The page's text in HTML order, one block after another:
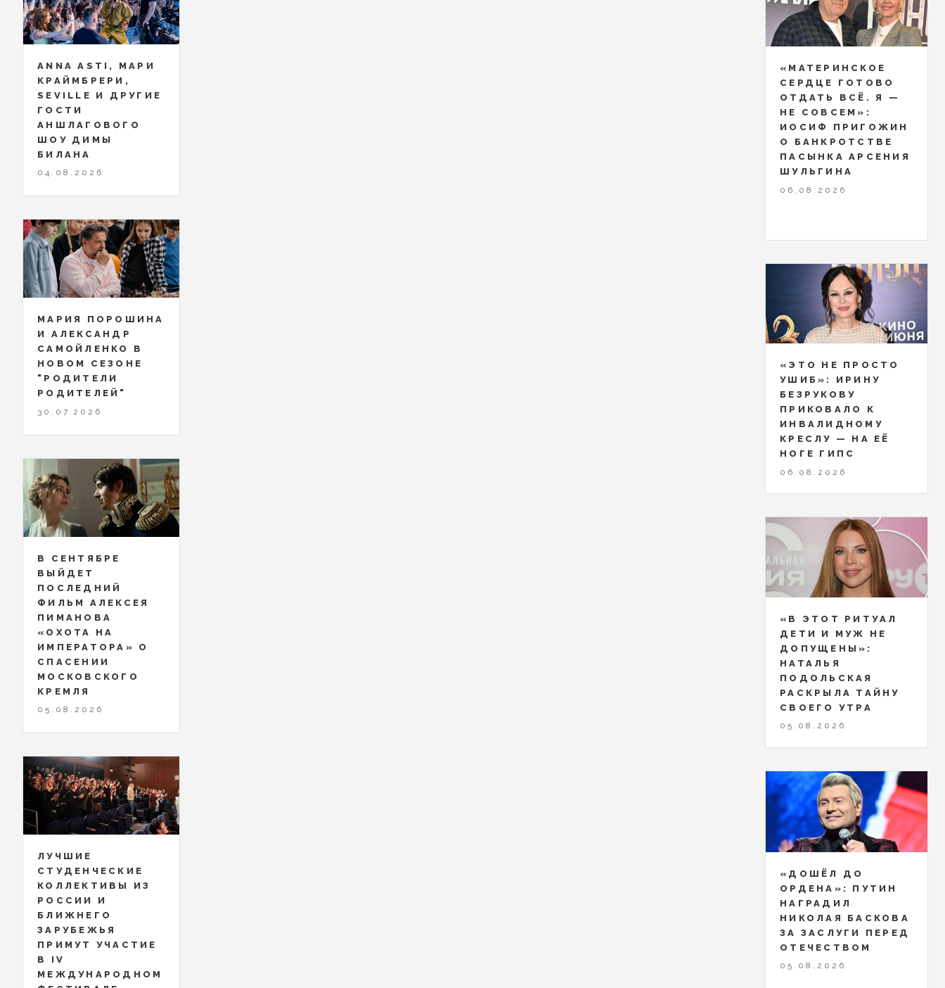
ANNA ASTI, МАРИ
КРАЙМБРЕРИ,
SEVILLE И ДРУГИЕ
ГОСТИ
АНШЛАГОВОГО
ШОУ ДИМЫ
БИЛАНА
04.08.2026
МАРИЯ ПОРОШИНА
И АЛЕКСАНДР
САМОЙЛЕНКО В
НОВОМ СЕЗОНЕ
"РОДИТЕЛИ
РОДИТЕЛЕЙ"
30.07.2026
В СЕНТЯБРЕ
ВЫЙДЕТ
ПОСЛЕДНИЙ
ФИЛЬМ АЛЕКСЕЯ
ПИМАНОВА
«ОХОТА НА
ИМПЕРАТОРА» О
СПАСЕНИИ
МОСКОВСКОГО
КРЕМЛЯ
05.08.2026
ЛУЧШИЕ
СТУДЕНЧЕСКИЕ
КОЛЛЕКТИВЫ ИЗ
РОССИИ И
БЛИЖНЕГО
ЗАРУБЕЖЬЯ
ПРИМУТ УЧАСТИЕ
В IV
МЕЖДУНАРОДНОМ
«МАТЕРИНСКОЕ
СЕРДЦЕ ГОТОВО
ОТДАТЬ ВСЁ. Я —
НЕ СОВСЕМ»:
ИОСИФ ПРИГОЖИН
О БАНКРОТСТВЕ
ПАСЫНКА АРСЕНИЯ
ШУЛЬГИНА
06.08.2026
«ЭТО НЕ ПРОСТО
УШИБ»: ИРИНУ
БЕЗРУКОВУ
ПРИКОВАЛО К
ИНВАЛИДНОМУ
КРЕСЛУ — НА ЕЁ
НОГЕ ГИПС
06.08.2026
«В ЭТОТ РИТУАЛ
ДЕТИ И МУЖ НЕ
ДОПУЩЕНЫ»:
НАТАЛЬЯ
ПОДОЛЬСКАЯ
РАСКРЫЛА ТАЙНУ
СВОЕГО УТРА
05.08.2026
«ДОШЁЛ ДО
ОРДЕНА»: ПУТИН
НАГРАДИЛ
НИКОЛАЯ БАСКОВА
ЗА ЗАСЛУГИ ПЕРЕД
ОТЕЧЕСТВОМ
05.08.2026